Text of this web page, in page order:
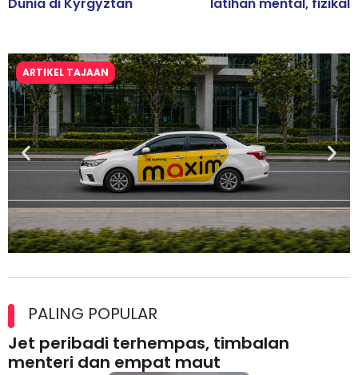
Dunia di Kyrgyztan latihan mental, fizikal
ARTIKEL TAJAAN
lesen separuh pertama 2026
PALING POPULAR
Jet peribadi terhempas, timbalan
menteri dan empat maut